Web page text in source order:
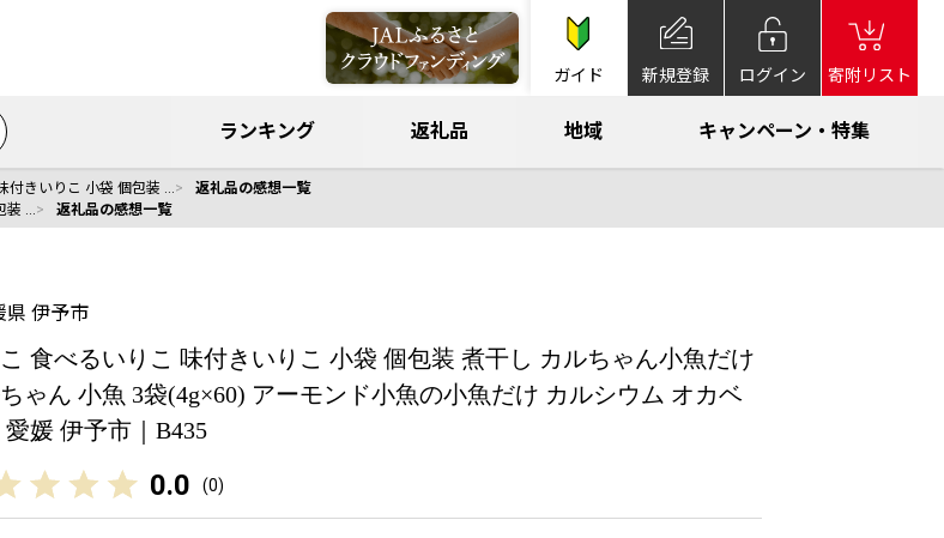
ガイド 新規登録 ログイン 寄附リスト
ランキング 返礼品 地域 キャンペーン・特集
付きいりこ 小袋 個包装 …
返礼品の感想一覧
装 … 返礼品の感想一覧
県 伊予市
食べるいりこ 味付きいりこ 小袋 個包装 煮干し カルちゃん小魚だけ
ゃん 小魚 3袋(4g×60) アーモンド小魚の小魚だけ カルシウム オカベ
愛媛 伊予市｜B435
0.0 (0)